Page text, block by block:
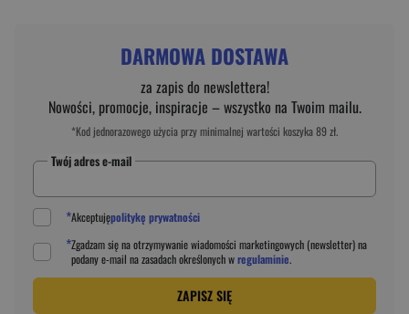
DARMOWA DOSTAWA
za zapis do newslettera!
Nowości, promocje, inspiracje – wszystko na Twoim mailu.
*Kod jednorazowego użycia przy minimalnej wartości koszyka 89 zł.
Twój adres e-mail
*Akceptujępolitykę prywatności
*Zgadzam się na otrzymywanie wiadomości marketingowych (newsletter) na
podanye-mail na zasadach określonych wregulaminie.
ZAPISZ SIĘ